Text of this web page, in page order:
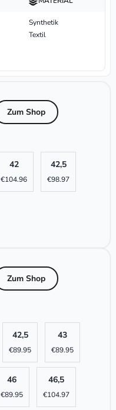
Synthetik
Textil
Zum Shop
42
€104.96
42,5
€98.97
Zum Shop
42,5
€89.95
43
€89.95
46
€89.95
46,5
€104.97